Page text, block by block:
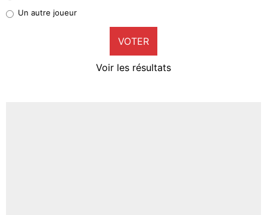
9%
Un autre joueur
VOTER
Voir les résultats